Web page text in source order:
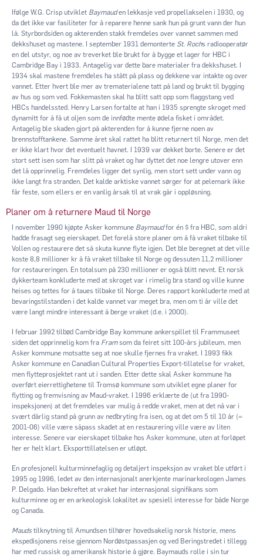
Ifølge W.G. Crisp utviklet Baymauden lekkasje ved propellakselen i 1930, og
da det ikke var fasiliteter for å reparere henne sank hun på grunt vann der hun
lå. Styrbordsiden og akterenden stakk fremdeles over vannet sammen med
dekkshuset og mastene. I september 1931 demonterte St. Rochs radiooperatør
en del utstyr, og noe av treverket ble brukt for å bygge et lager for HBC i
Cambridge Bay i 1933. Antagelig var dette bare materialer fra dekkshuset. I
1934 skal mastene fremdeles ha stått på plass og dekkene var intakte og over
vannet. Etter hvert ble mer av trematerialene tatt på land og brukt til bygging
av hus og som ved. Fokkemasten skal ha blitt satt opp som flaggstang ved
HBCs handelssted. Henry Larsen fortalte at han i 1935 sprengte skroget med
dynamitt for å få ut oljen som de innfødte mente ødela fisket i området.
Antagelig ble skaden gjort på akterenden for å kunne fjerne noen av
brennstofftankene. Samme året skal rattet ha blitt returnert til Norge, men det
er ikke klart hvor det eventuelt havnet. I 1939 var dekket borte. Senere er det
stort sett isen som har slitt på vraket og har dyttet det noe lengre utover enn
det lå opprinnelig. Fremdeles ligger det synlig, men stort sett under vann og
ikke langt fra stranden. Det kalde arktiske vannet sørger for at pelemark ikke
får feste, som ellers er en vanlig årsak til at vrak går i oppløsning.
Planer om å returnere Maud til Norge
I november 1990 kjøpte Asker kommune Baymaudfor én $ fra HBC, som aldri
hadde frasagt seg eierskapet. Det forelå store planer om å få vraket tilbake til
Vollen og restaurere det så skuta kunne flyte igjen. Det ble beregnet at det ville
koste 8,8 millioner kr å få vraket tilbake til Norge og dessuten 11,2 millioner
for restaureringen. En totalsum på 230 millioner er også blitt nevnt. Et norsk
dykkerteam konkluderte med at skroget var i rimelig bra stand og ville kunne
heises og tettes for å taues tilbake til Norge. Deres rapport konkluderte med at
bevaringstilstanden i det kalde vannet var meget bra, men om ti år ville det
være langt mindre interessant å berge vraket (d.e. i 2000).
I februar 1992 tilbød Cambridge Bay kommune ankerspillet til Frammuseet
siden det opprinnelig kom fra Framsom da feiret sitt 100-års jubileum, men
Asker kommune motsatte seg at noe skulle fjernes fra vraket. I 1993 fikk
Asker kommune en Canadian Cultural Properties Export-tillatelse for vraket,
men flytteprosjektet rant ut i sanden. Etter dette skal Asker kommune ha
overført eierrettighetene til Tromsø kommune som utviklet egne planer for
flytting og fremvisning av Maud-vraket. I 1996 erklærte de (ut fra 1990-
inspeksjonen) at det fremdeles var mulig å redde vraket, men at det nå var i
svært dårlig stand på grunn av nedbryting fra isen, og at det om 5 til 10 år (=
2001-06) ville være såpass skadet at en restaurering ville være av liten
interesse. Senere var eierskapet tilbake hos Asker kommune, uten at forløpet
her er helt klart. Eksporttillatelsen er utløpt.
En profesjonell kulturminnefaglig og detaljert inspeksjon av vraket ble utført i
1995 og 1996, ledet av den internasjonalt anerkjente marinarkeologen James
P. Delgado. Han bekreftet at vraket har internasjonal signifikans som
kulturminne og er en arkeologisk lokalitet av spesiell interesse for både Norge
og Canada.
Mauds tilknytning til Amundsen tilhører hovedsakelig norsk historie, mens
ekspedisjonens reise gjennom Nordøstpassasjen og ved Beringstredet i tillegg
har med russisk og amerikansk historie å gjøre. Baymauds rolle i sin tur